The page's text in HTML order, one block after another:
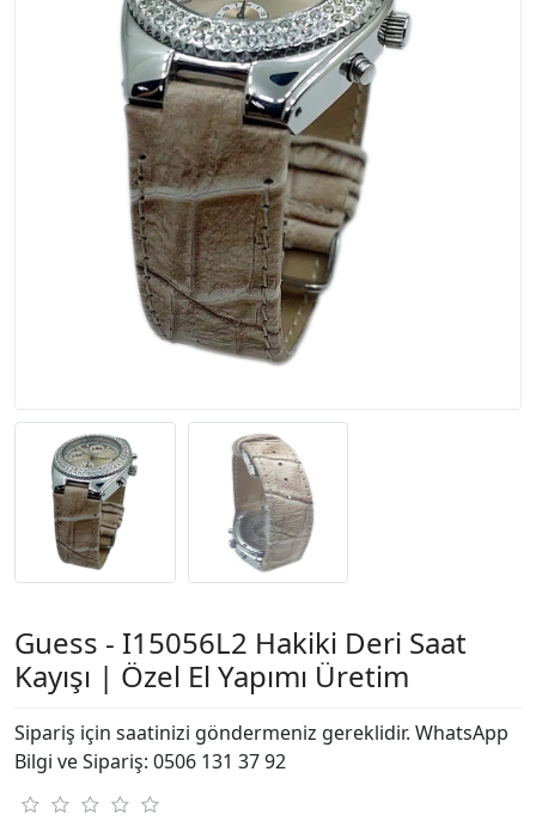
Guess - I15056L2 Hakiki Deri Saat
Kayışı | Özel El Yapımı Üretim
Sipariş için saatinizi göndermeniz gereklidir. WhatsApp
Bilgi ve Sipariş: 0506 131 37 92